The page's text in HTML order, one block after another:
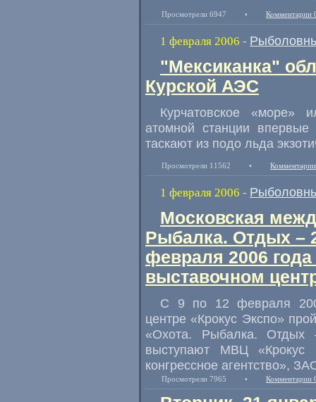
Просмотрели 6947 • Комментарии
1 февраля 2006 -
"Мексиканка"
Курской АЭС
Курчатовское «море»
атомной станции
таскают из подо льда
Просмотрели 11562 •
1 февраля 2006 -
Московская
Рыбалка. Отдых –
февраля 2006
выставочном
С 9 по 12 февраля
центре «Крокус Экспо»
«Охота. Рыбалка. Отдых
выступают МВЦ «Крокус
конгрессное агентство»,
Просмотрели 7965 • Комментарии